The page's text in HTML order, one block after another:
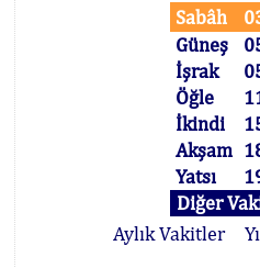
Sabâh
Güneş
İşrak
Öğle
İkindi
Akşam
Yatsı
Diğer
Aylık Vakitler